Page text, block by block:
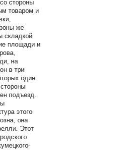
стороны
товаром и
же
складкой
площади и
на
в три
один
подъезд.
этого
она
Этот